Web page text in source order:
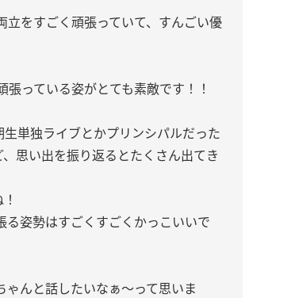
立をすごく頑張っていて、すんごい優
っている姿がとても素敵です！！
単独ライブとかプリンシパルだった
思い出を振り返るとたくさん出てき
る姿勢はすごくすごくかっこいいで
んと話したいなぁ〜って思いま